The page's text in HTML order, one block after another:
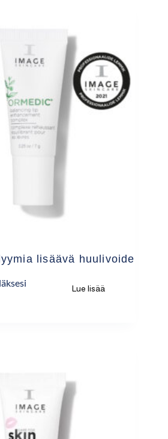
lisäävä huulivoide
Lue lisää